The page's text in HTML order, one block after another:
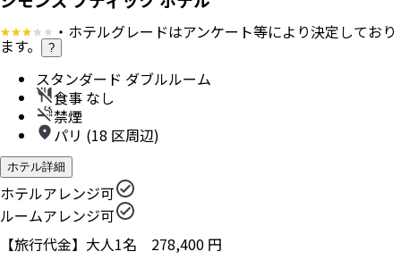
・ホテルグレードはアンケート等により決定しており
ます。 ?
スタンダード ダブルルーム
食事 なし
禁煙
パリ (18 区周辺)
ホテル詳細
ホテルアレンジ可
ルームアレンジ可
【旅行代金】大人1名 278,400 円